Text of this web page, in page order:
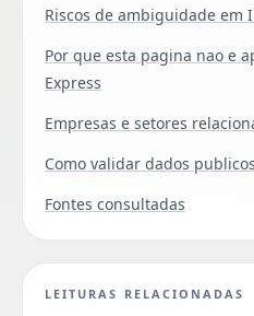
Riscos de ambiguidade em
Por que esta pagina nao e
Express
Empresas e setores
Como validar dados
Fontes consultadas
LEITURAS RELACIONADAS